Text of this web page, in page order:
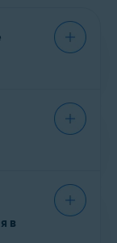
Если вы
в